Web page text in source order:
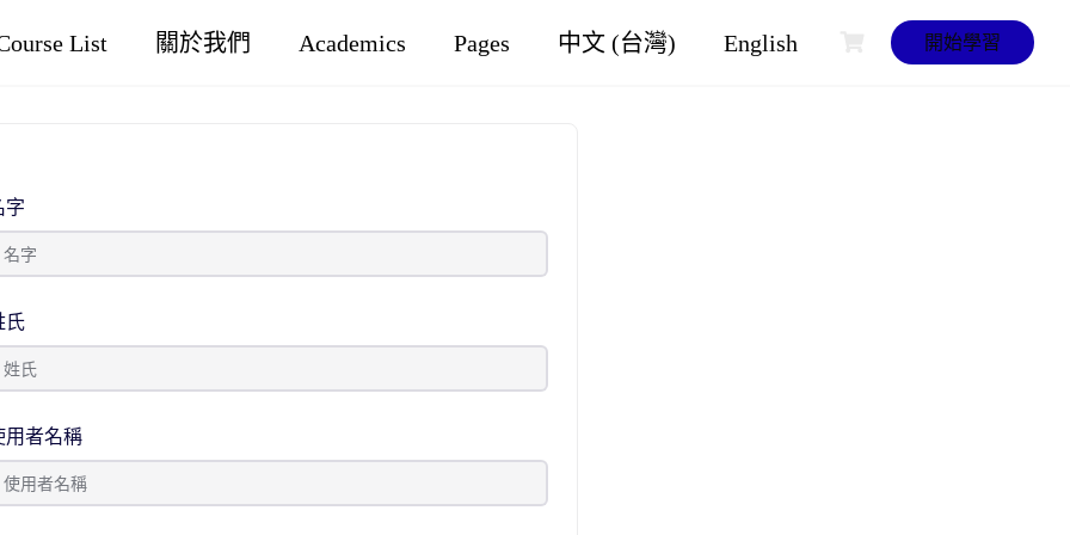
List 關於我們 Academics Pages 中文 (台灣) English 開始學習
字
氏
用者名稱